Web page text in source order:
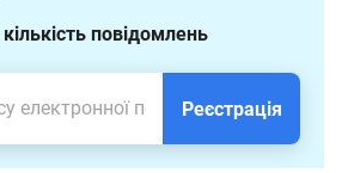
повідомлень
Реєстрація